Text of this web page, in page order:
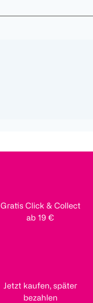
Gratis Click & Collect
ab 19 €
Jetzt kaufen, später
bezahlen